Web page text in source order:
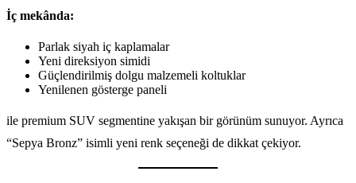
İç mekânda:
Parlak siyah iç kaplamalar
Yeni direksiyon simidi
Güçlendirilmiş dolgu malzemeli koltuklar
Yenilenen gösterge paneli
ile premium SUV segmentine yakışan bir görünüm sunuyor. Ayrıca
“Sepya Bronz” isimli yeni renk seçeneği de dikkat çekiyor.